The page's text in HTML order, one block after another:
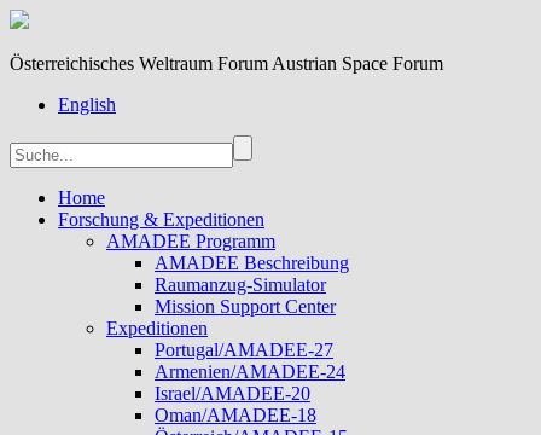
Österreichisches Weltraum Forum Austrian Space Forum
English
Home
Forschung & Expeditionen
AMADEE Programm
AMADEE Beschreibung
Raumanzug-Simulator
Mission Support Center
Expeditionen
Portugal/AMADEE-27
Armenien/AMADEE-24
Israel/AMADEE-20
Oman/AMADEE-18